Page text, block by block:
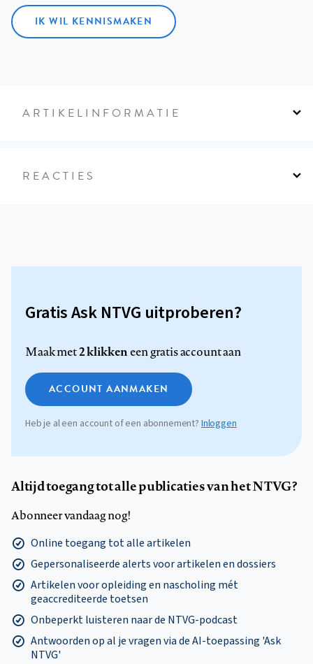
IK WIL KENNISMAKEN
ARTIKELINFORMATIE
REACTIES
Gratis Ask NTVG uitproberen?
Maak met2 klikkeneen gratis account aan
ACCOUNT AANMAKEN
Heb je al een account of een abonnement?Inloggen
Altijd toegang tot alle publicaties van het NTVG?
Abonneer vandaag nog!
Online toegang tot alle artikelen
Gepersonaliseerde alerts voor artikelen en dossiers
Artikelen voor opleiding en nascholing mét
geaccrediteerde toetsen
Onbeperkt luisteren naar de NTVG-podcast
Antwoorden op al je vragen via de AI-toepassing 'Ask
NTVG'